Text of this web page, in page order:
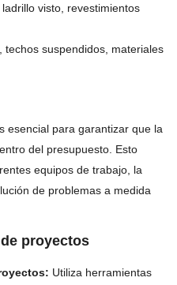
visto, revestimientos
techos suspendidos, materiales
esencial para garantizar que la
del presupuesto. Esto
equipos de trabajo, la
de problemas a medida
proyectos
Utiliza herramientas